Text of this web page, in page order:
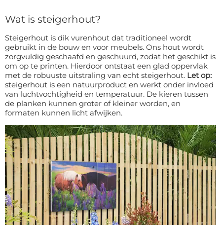
Wat is steigerhout?
Steigerhout is dik vurenhout dat traditioneel wordt
gebruikt in de bouw en voor meubels. Ons hout wordt
zorgvuldig geschaafd en geschuurd, zodat het geschikt is
om op te printen. Hierdoor ontstaat een glad oppervlak
met de robuuste uitstraling van echt steigerhout. Let op:
steigerhout is een natuurproduct en werkt onder invloed
van luchtvochtigheid en temperatuur. De kieren tussen
de planken kunnen groter of kleiner worden, en
formaten kunnen licht afwijken.